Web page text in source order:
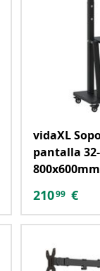
vidaXL
pantalla
21099 €